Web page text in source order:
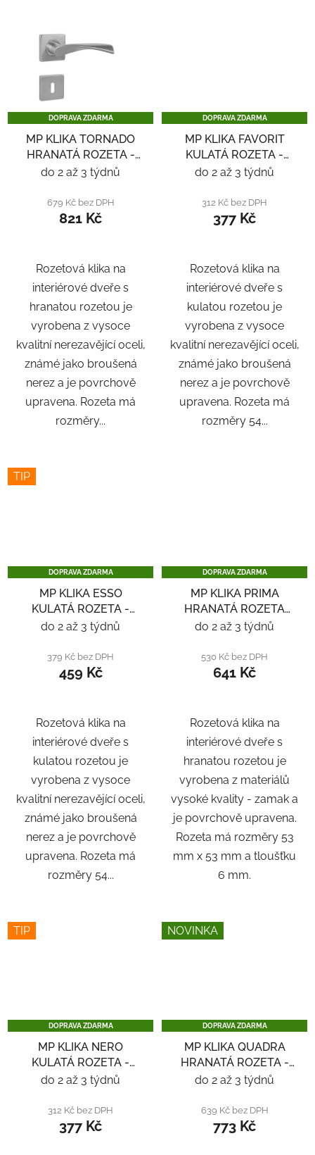
DOPRAVA ZDARMA
MP KLIKA TORNADO
HRANATÁ ROZETA -
NEREZ
do 2 až 3 týdnů
679 Kč bez DPH
821 Kč
Rozetová klika na
interiérové ​​dveře s
hranatou rozetou je
vyrobena z vysoce
kvalitní nerezavějící oceli,
známé jako broušená
nerez a je povrchově
upravena. Rozeta má
rozměry...
DOPRAVA ZDARMA
MP KLIKA FAVORIT
KULATÁ ROZETA -
NEREZ
do 2 až 3 týdnů
312 Kč bez DPH
377 Kč
Rozetová klika na
interiérové ​​dveře s
kulatou rozetou je
vyrobena z vysoce
kvalitní nerezavějící oceli,
známé jako broušená
nerez a je povrchově
upravena. Rozeta má
rozměry 54...
TIP
DOPRAVA ZDARMA
MP KLIKA ESSO
KULATÁ ROZETA -
NEREZ
do 2 až 3 týdnů
379 Kč bez DPH
459 Kč
Rozetová klika na
interiérové ​​dveře s
kulatou rozetou je
vyrobena z vysoce
kvalitní nerezavějící oceli,
známé jako broušená
nerez a je povrchově
upravena. Rozeta má
rozměry 54...
DOPRAVA ZDARMA
MP KLIKA PRIMA
HRANATÁ ROZETA
SQ6 - ČERNÁ
do 2 až 3 týdnů
530 Kč bez DPH
641 Kč
Rozetová klika na
interiérové ​​dveře s
hranatou rozetou je
vyrobena z materiálů
vysoké kvality - zamak a
je povrchově upravena.
Rozeta má rozměry 53
mm x 53 mm a tloušťku
6 mm.
TIP
DOPRAVA ZDARMA
MP KLIKA NERO
KULATÁ ROZETA -
NEREZ
do 2 až 3 týdnů
312 Kč bez DPH
377 Kč
NOVINKA
DOPRAVA ZDARMA
MP KLIKA QUADRA
HRANATÁ ROZETA -
NEREZ
do 2 až 3 týdnů
639 Kč bez DPH
773 Kč